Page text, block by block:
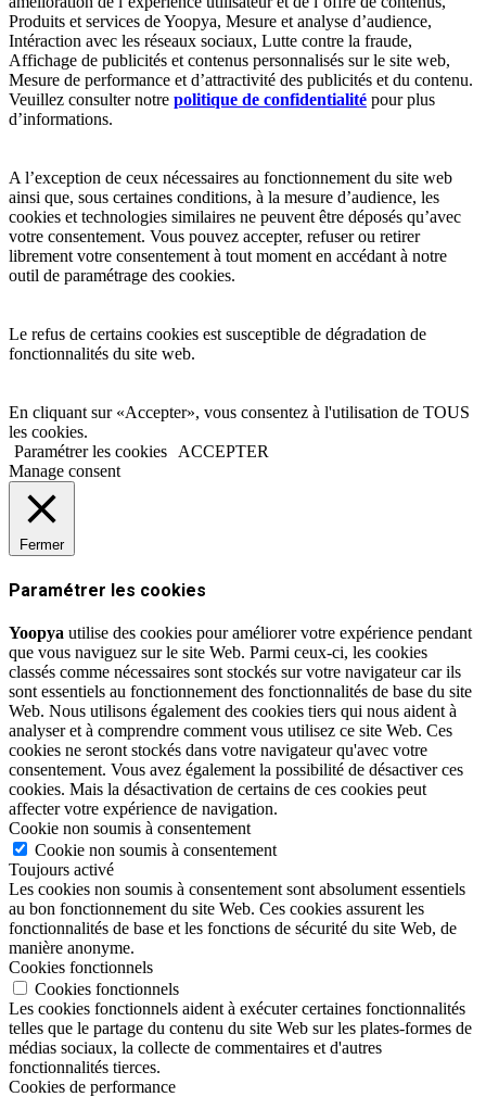
Produits et services de Yoopya, Mesure et analyse d’audience,
Intéraction avec les réseaux sociaux, Lutte contre la fraude,
Affichage de publicités et contenus personnalisés sur le site web,
Mesure de performance et d’attractivité des publicités et du contenu.
Veuillez consulter notre politique de confidentialité pour plus
d’informations.
A l’exception de ceux nécessaires au fonctionnement du site web
ainsi que, sous certaines conditions, à la mesure d’audience, les
cookies et technologies similaires ne peuvent être déposés qu’avec
votre consentement. Vous pouvez accepter, refuser ou retirer
librement votre consentement à tout moment en accédant à notre
outil de paramétrage des cookies.
Le refus de certains cookies est susceptible de dégradation de
fonctionnalités du site web.
En cliquant sur «Accepter», vous consentez à l'utilisation de TOUS
les cookies.
Paramétrer les cookies
ACCEPTER
Manage consent
Fermer
Paramétrer les cookies
Yoopya utilise des cookies pour améliorer votre expérience pendant
que vous naviguez sur le site Web. Parmi ceux-ci, les cookies
classés comme nécessaires sont stockés sur votre navigateur car ils
sont essentiels au fonctionnement des fonctionnalités de base du site
Web. Nous utilisons également des cookies tiers qui nous aident à
analyser et à comprendre comment vous utilisez ce site Web. Ces
cookies ne seront stockés dans votre navigateur qu'avec votre
consentement. Vous avez également la possibilité de désactiver ces
cookies. Mais la désactivation de certains de ces cookies peut
affecter votre expérience de navigation.
Cookie non soumis à consentement
Cookie non soumis à consentement
Toujours activé
Les cookies non soumis à consentement sont absolument essentiels
au bon fonctionnement du site Web. Ces cookies assurent les
fonctionnalités de base et les fonctions de sécurité du site Web, de
manière anonyme.
Cookies fonctionnels
Cookies fonctionnels
Les cookies fonctionnels aident à exécuter certaines fonctionnalités
telles que le partage du contenu du site Web sur les plates-formes de
médias sociaux, la collecte de commentaires et d'autres
fonctionnalités tierces.
Cookies de performance